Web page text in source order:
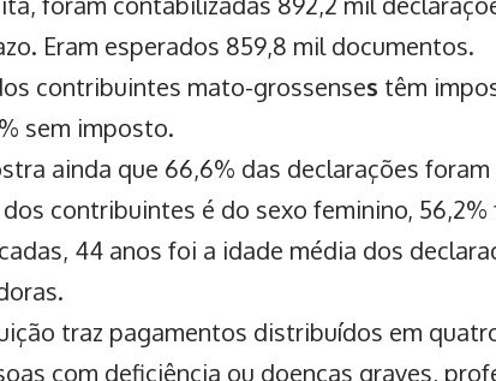
Eram esperados 859,8 mil documentos.
contribuintes mato-grossenses têm
sem imposto.
ainda que 66,6% das declarações
contribuintes é do sexo feminino, 56,2%
44 anos foi a idade média dos
traz pagamentos distribuídos em
com deficiência ou doenças graves,